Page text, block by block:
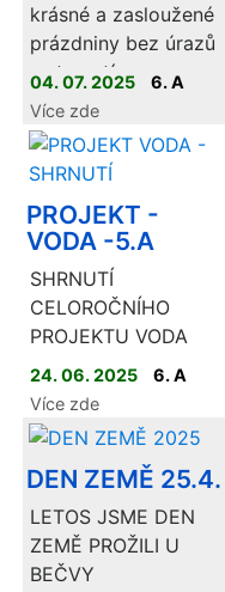
krásné a zasloužené
prázdniny bez úrazů
a starostí.
Rodičům děkuji za
úžasnou spolupráci
po celé 2 roky. Jsem
moc rád, že jsem
měl možnost poznat
tuto skvělou třídu,
která mi dala sice
hodně zabrat, ale
užil jsem si s ní i
neskutečně legrace,
drobných vítězství,
spoustu komunitních
kruhů, při kterých
jsme se vzájemně
poznávali. Tyto děti
již jsou ve věku, kdy
si prosazují svou
04. 07. 2025
6. A
Více zde
PROJEKT -
VODA -5.A
SHRNUTÍ
CELOROČNÍHO
PROJEKTU VODA
24. 06. 2025
6. A
Více zde
DEN ZEMĚ 25.4.
LETOS JSME DEN
ZEMĚ PROŽILI U
BEČVY